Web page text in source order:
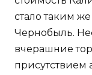
стало таким
Чернобыль.
вчерашние
присутствием